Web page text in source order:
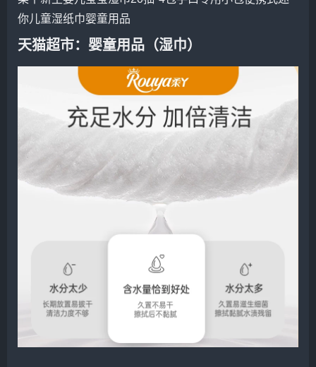
你儿童湿纸巾婴童用品
天猫超市：婴童用品（湿巾）